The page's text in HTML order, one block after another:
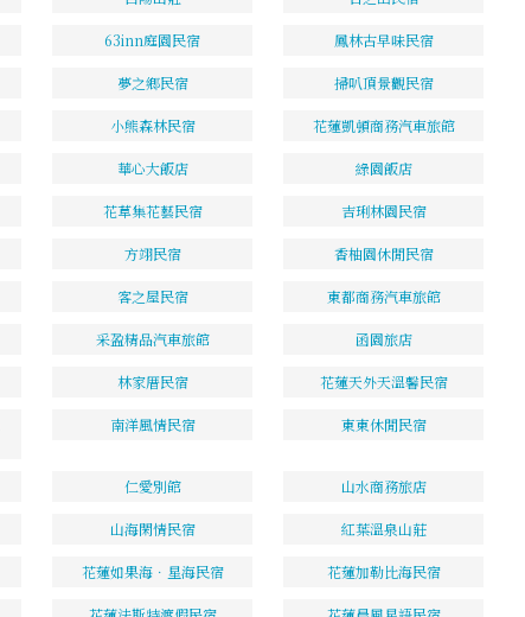
63inn庭園民宿 鳳林古早味民宿
夢之鄉民宿 掃叭頂景觀民宿
小熊森林民宿 花蓮凱頓商務汽車旅館
華心大飯店 綠園飯店
花草集花藝民宿 吉琍林園民宿
方翊民宿 香柚園休閒民宿
客之屋民宿 東都商務汽車旅館
采盈精品汽車旅館 函園旅店
林家厝民宿 花蓮天外天溫馨民宿
南洋風情民宿 東東休閒民宿
仁愛別館 山水商務旅店
山海閑情民宿 紅葉溫泉山莊
花蓮如果海．星海民宿 花蓮加勒比海民宿